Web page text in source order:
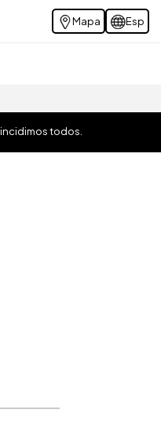
Mapa Esp
todos.